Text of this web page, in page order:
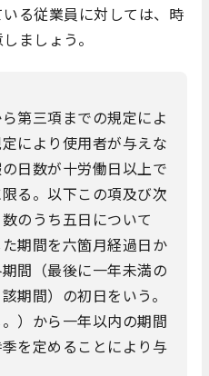
る従業員に対しては、時
ましょう。
第三項までの規定によ
により使用者が与えな
日数が十労働日以上で
る。以下この項及び次
のうち五日について
期間を六箇月経過日か
間（最後に一年未満の
期間）の初日をいう。
）から一年以内の期間
を定めることにより与